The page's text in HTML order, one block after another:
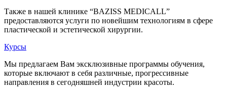
Также в нашей клинике “BAZISS MEDICALL”
предоставляются услуги по новейшим технологиям в сфере
пластической и эстетической хирургии.
Курсы
Мы предлагаем Вам эксклюзивные программы обучения,
которые включают в себя различные, прогрессивные
направления в сегодняшней индустрии красоты.